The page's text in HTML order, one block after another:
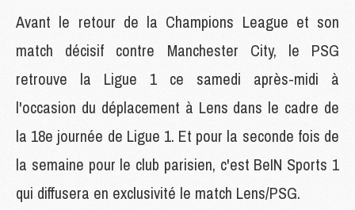
Avant le retour de la Champions League et son
match décisif contre Manchester City, le PSG
retrouve la Ligue 1 ce samedi après-midi à
l'occasion du déplacement à Lens dans le cadre de
la 18e journée de Ligue 1. Et pour la seconde fois de
la semaine pour le club parisien, c'est BeIN Sports 1
qui diffusera en exclusivité le match Lens/PSG.